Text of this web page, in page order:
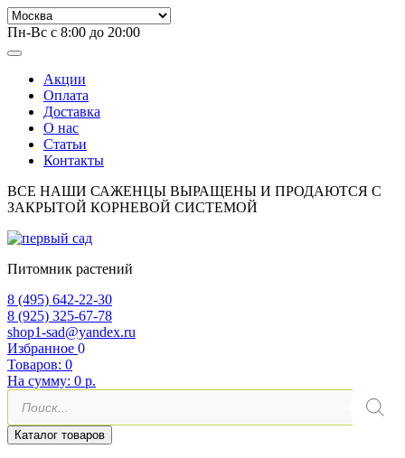
Пн-Вс с 8:00 до 20:00
Акции
Оплата
Доставка
О нас
Статьи
Контакты
ВСЕ НАШИ САЖЕНЦЫ ВЫРАЩЕНЫ И ПРОДАЮТСЯ С
ЗАКРЫТОЙ КОРНЕВОЙ СИСТЕМОЙ
Питомник растений
8 (495) 642-22-30
8 (925) 325-67-78
shop1-sad@yandex.ru
Избранное 0
Товаров: 0
На сумму: 0 р.
Поиск
товаров
Каталог товаров